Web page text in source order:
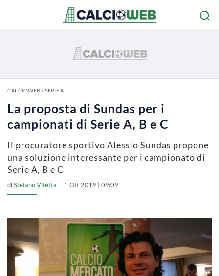
CALCIOWEB» SERIE A
La proposta di Sundas per i
campionati di Serie A, B e C
Il procuratore sportivo Alessio Sundas propone
una soluzione interessante per i campionato di
Serie A, B e C
diStefano Vitetta 1 Ott 2019 | 09:09